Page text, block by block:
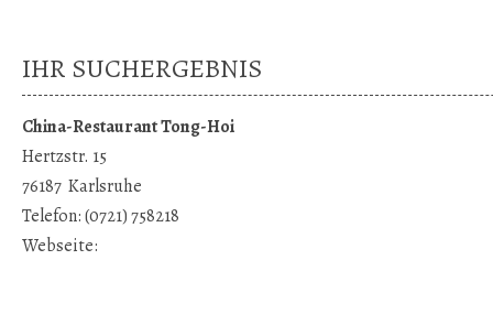
IHR SUCHERGEBNIS
China-Restaurant Tong-Hoi
Hertzstr. 15
76187 Karlsruhe
Telefon:(0721) 758218
Webseite: